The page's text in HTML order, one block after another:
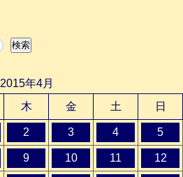
検索
2015年4月
木 金 土 日
2 3 4 5
9 10 11 12